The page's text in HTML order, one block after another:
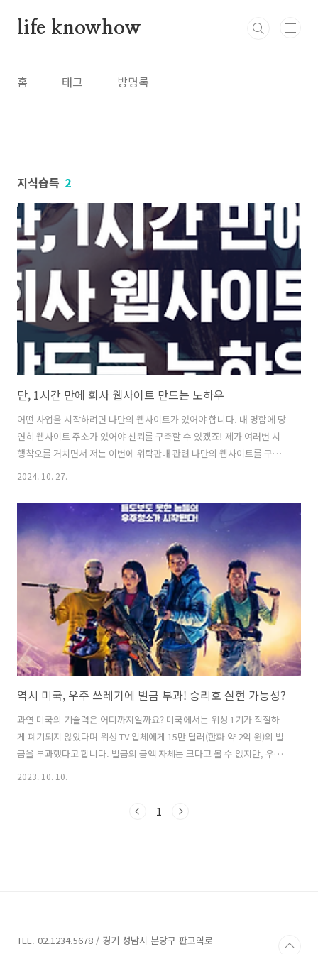
life knowhow
홈 태그 방명록
지식습득 2
단, 1시간 만에 회사 웹사이트 만드는 노하우
어떤 사업을 시작하려면 나만의 웹사이트가 있어야 합니다. 내 명함에 당
연히 웹사이트 주소가 있어야 신뢰를 구축할 수 있겠죠! 제가 여러번 시
행착오를 거치면서 저는 이번에 위탁판매 관련 나만의 웹사이트를 구축
해 보기로 했습니다. 다른 좋은 방법도 많겠지만, 제가 시작할 때 가장 효
을 추천드립니다. 간단한 프로세스는 다음과 같습니다.1. 도메인(URL)
구매하기 - 호스팅 KR 이라는 국내 웹호스팅 사이트에서
"kproduct.co.kr"이라는 도메인(URL)을 9,800원에 구매했습니다.(부
가세 제외) - 구매 방법은 매우 간단합니다. 호스팅 케이알에 회원 가입
후 온라인 쇼핑하듯 구매하면 됩니다. - 글로벌 사이트를 하시려면 ***..
2024. 10. 27.
역시 미국, 우주 쓰레기에 벌금 부과! 승리호 실현 가능성?
과연 미국의 기술력은 어디까지일까요? 미국에서는 위성 1기가 적절하
게 폐기되지 않았다며 위성 TV 업체에게 15만 달러(한화 약 2억 원)의 벌
금을 부과했다고 합니다. 벌금의 금액 자체는 크다고 볼 수 없지만, 우주
에서 발생하는 쓰레기와 관련해 벌금을 부과한 첫 사례이기 때문에 매우
나요?2092년, 우주쓰레기 청소선 승리호의 선원들이 대량살상무기로 알
2023. 10. 10.
1
TEL. 02.1234.5678 / 경기 성남시 분당구 판교역로